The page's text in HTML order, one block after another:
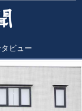
ビュー